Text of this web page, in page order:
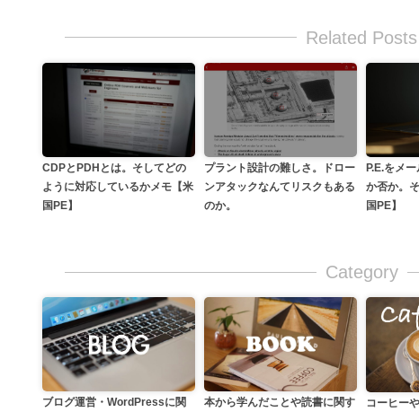
Related Posts
CDPとPDHとは。そしてどの
ように対応しているかメモ【米
国PE】
プラント設計の難しさ。ドロー
ンアタックなんてリスクもある
のか。
P.E.をメ
か否か。
国PE】
Category
ブログ運営・WordPressに関
本から学んだことや読書に関す
コーヒー